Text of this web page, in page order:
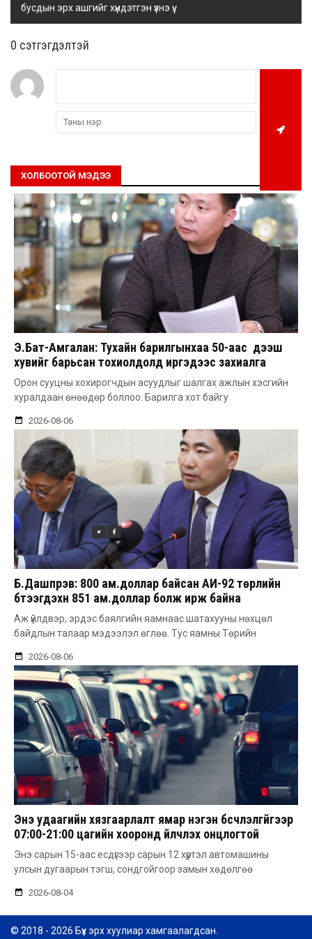
бусдын эрх ашгийг хүндэтгэн үзнэ үү.
0 cэтгэгдэлтэй
ХОЛБООТОЙ МЭДЭЭ
Э.Бат-Амгалан: Тухайн барилгынхаа 50-аас дээш
хувийг барьсан тохиолдолд иргэдээс захиалга
авдаг болгоно
Орон сууцны хохирогчдын асуудлыг шалгах ажлын хэсгийн
хуралдаан өнөөдөр боллоо. Барилга хот байгу
2026-08-06
Б.Дашпүрэв: 800 ам.доллар байсан АИ-92 төрлийн
бүтээгдэхүүн 851 ам.доллар болж ирж байна
Аж үйлдвэр, эрдэс баялгийн яамнаас шатахууны нөхцөл
байдлын талаар мэдээлэл өглөө. Тус яамны Төрийн
2026-08-06
Энэ удаагийн хязгаарлалт ямар нэгэн бүсчлэлгүйгээр
07:00-21:00 цагийн хооронд үйлчлэх онцлогтой
Энэ сарын 15-аас есдүгээр сарын 12 хүртэл автомашины
улсын дугаарын тэгш, сондгойгоор замын хөдөлгөө
2026-08-04
© 2018 - 2026 Бүх эрх хуулиар хамгаалагдсан.